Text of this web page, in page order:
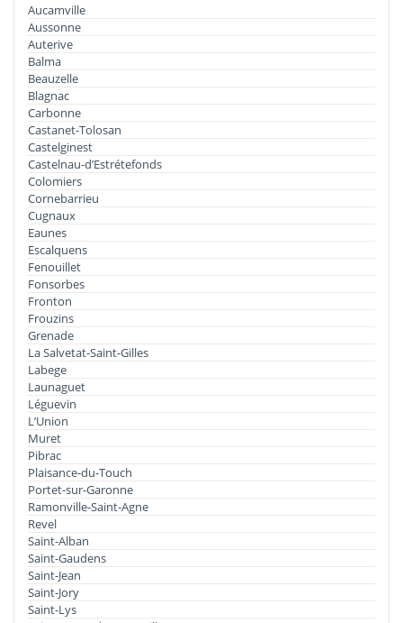
Aucamville
Aussonne
Auterive
Balma
Beauzelle
Blagnac
Carbonne
Castanet-Tolosan
Castelginest
Castelnau-d’Estrétefonds
Colomiers
Cornebarrieu
Cugnaux
Eaunes
Escalquens
Fenouillet
Fonsorbes
Fronton
Frouzins
Grenade
La Salvetat-Saint-Gilles
Labege
Launaguet
Léguevin
L’Union
Muret
Pibrac
Plaisance-du-Touch
Portet-sur-Garonne
Ramonville-Saint-Agne
Revel
Saint-Alban
Saint-Gaudens
Saint-Jean
Saint-Jory
Saint-Lys